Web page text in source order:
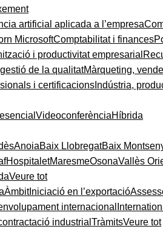
artificial aplicada a l’empresa
MicrosoftComptabilitat i finances
i productivitat empresarial
de la qualitatMàrqueting,
i certificacions Indústria,
VideoconferènciaHíbrida
AnoiaBaix LlobregatBaix
HospitaletMaresmeOsonaVallès
Veure tot
ÀmbitIniciació en l’exportació
internacional
industrial TràmitsVeure tot